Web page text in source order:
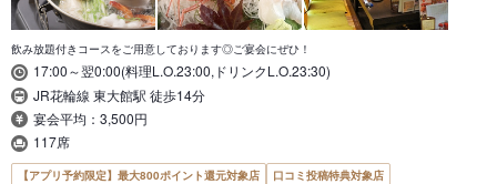
飲み放題付きコースをご用意しております◎ご宴会にぜひ！
17:00～翌0:00(料理L.O.23:00,ドリンクL.O.23:30)
JR花輪線 東大館駅 徒歩14分
宴会平均：3,500円
117席
【アプリ予約限定】最大800ポイント還元対象店 口コミ投稿特典対象店